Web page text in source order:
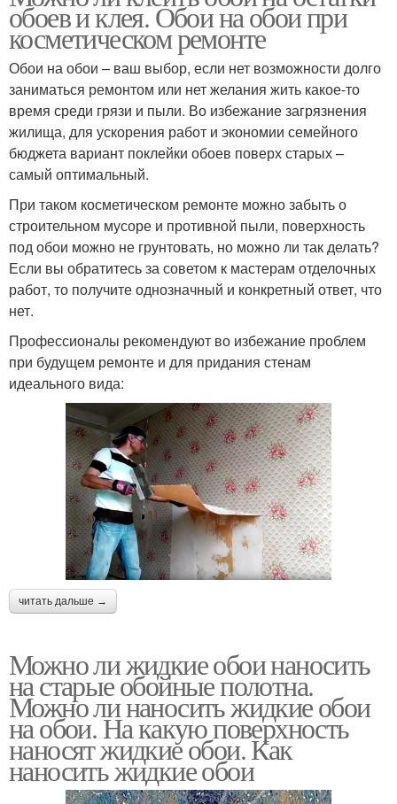
обоев и клея. Обои на обои при
косметическом ремонте
Обои на обои – ваш выбор, если нет возможности долго
заниматься ремонтом или нет желания жить какое-то
время среди грязи и пыли. Во избежание загрязнения
жилища, для ускорения работ и экономии семейного
бюджета вариант поклейки обоев поверх старых –
самый оптимальный.
При таком косметическом ремонте можно забыть о
строительном мусоре и противной пыли, поверхность
под обои можно не грунтовать, но можно ли так делать?
Если вы обратитесь за советом к мастерам отделочных
работ, то получите однозначный и конкретный ответ, что
нет.
Профессионалы рекомендуют во избежание проблем
при будущем ремонте и для придания стенам
идеального вида:
читать дальше →
Можно ли жидкие обои наносить
на старые обойные полотна.
Можно ли наносить жидкие обои
на обои. На какую поверхность
наносят жидкие обои. Как
наносить жидкие обои